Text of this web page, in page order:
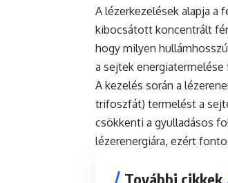
A lézerkezelések alapja a
kibocsátott koncentrált
hogy milyen
a sejtek
A kezelés során a
trifoszfát) termelést a
csökkenti a gyulladásos
lézerenergiára, ezért